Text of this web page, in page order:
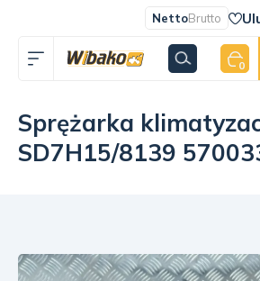
NettoBrutto
0
Sprężarka
SD7H15/8139